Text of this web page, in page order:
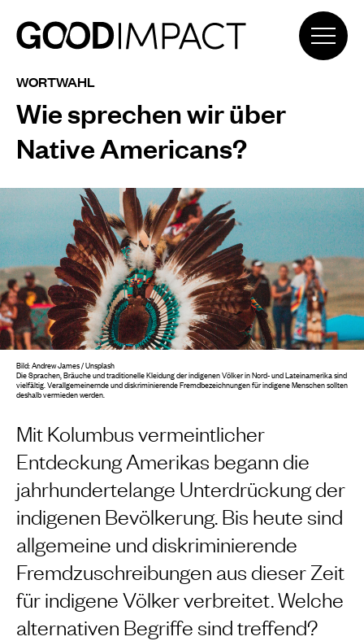
WORTWAHL
Wie sprechen wir über
Native Americans?
Mit Kolumbus vermeintlicher
Entdeckung Amerikas begann die
jahrhundertelange Unterdrückung der
indigenen Bevölkerung. Bis heute sind
allgemeine und diskriminierende
Fremdzuschreibungen aus dieser Zeit
für indigene Völker verbreitet. Welche
alternativen Begriffe sind treffend?
Bild: Andrew James / Unsplash
Die Sprachen, Bräuche und traditionelle Kleidung der indigenen Völker in Nord- und Lateinamerika sind
vielfältig. Verallgemeinernde und diskriminierende Fremdbezeichnungen für indigene Menschen sollten
deshalb vermieden werden.